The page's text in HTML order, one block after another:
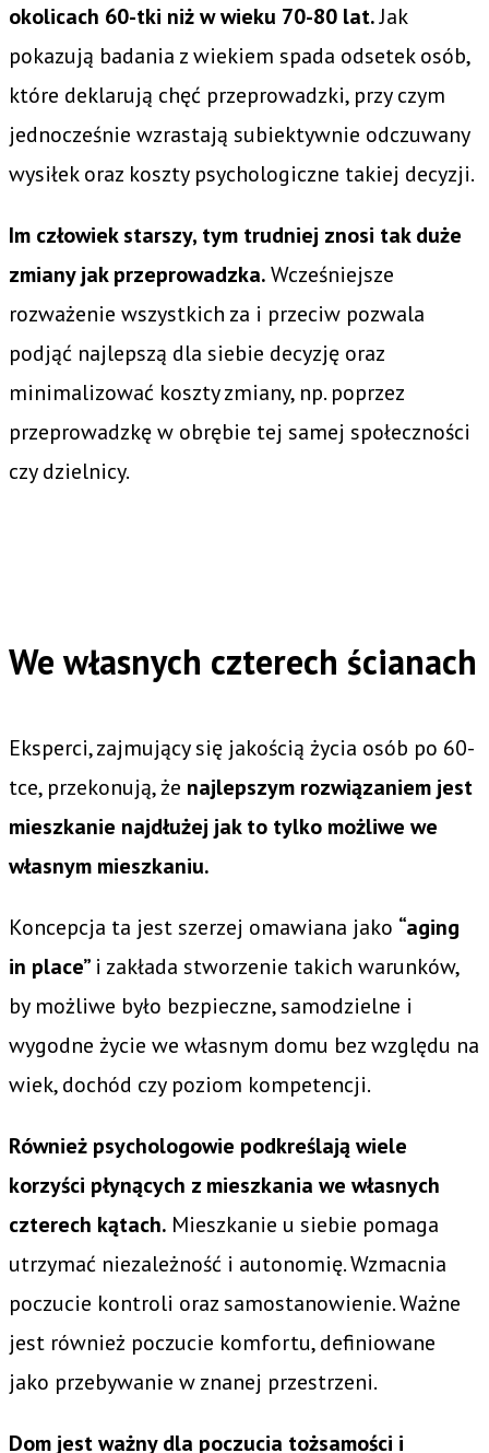
okolicach 60-tki niż w wieku 70-80 lat.Jak
pokazują badania z wiekiem spada odsetek osób,
które deklarują chęć przeprowadzki, przy czym
jednocześnie wzrastają subiektywnie odczuwany
wysiłek oraz koszty psychologiczne takiej decyzji.
Im człowiek starszy, tym trudniej znosi tak duże
zmiany jak przeprowadzka.Wcześniejsze
rozważenie wszystkich za i przeciw pozwala
podjąć najlepszą dla siebie decyzję oraz
minimalizować koszty zmiany, np. poprzez
przeprowadzkę w obrębie tej samej społeczności
czy dzielnicy.
We własnych czterech ścianach
Eksperci, zajmujący się jakością życia osób po 60-
tce, przekonują, że najlepszym rozwiązaniem jest
mieszkanie najdłużej jak to tylko możliwe we
własnym mieszkaniu.
Koncepcja ta jest szerzej omawiana jako “aging
in place” i zakłada stworzenie takich warunków,
by możliwe było bezpieczne, samodzielne i
wygodne życie we własnym domu bez względu na
wiek, dochód czy poziom kompetencji.
Również psychologowie podkreślają wiele
korzyści płynących z mieszkania we własnych
czterech kątach. Mieszkanie u siebie pomaga
utrzymać niezależność i autonomię. Wzmacnia
poczucie kontroli oraz samostanowienie. Ważne
jest również poczucie komfortu, definiowane
jako przebywanie w znanej przestrzeni.
Dom jest ważny dla poczucia tożsamości i